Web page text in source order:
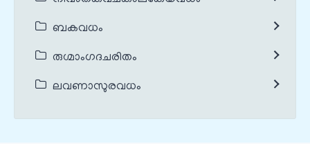
ബകവധം
രുഗ്മാംഗദചരിതം
ലവണാസുരവധം